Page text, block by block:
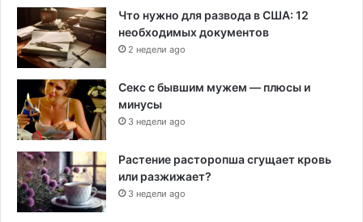
Что нужно для развода в США: 12
необходимых документов
2 недели ago
Секс с бывшим мужем — плюсы и
минусы
3 недели ago
Растение расторопша сгущает кровь
или разжижает?
3 недели ago